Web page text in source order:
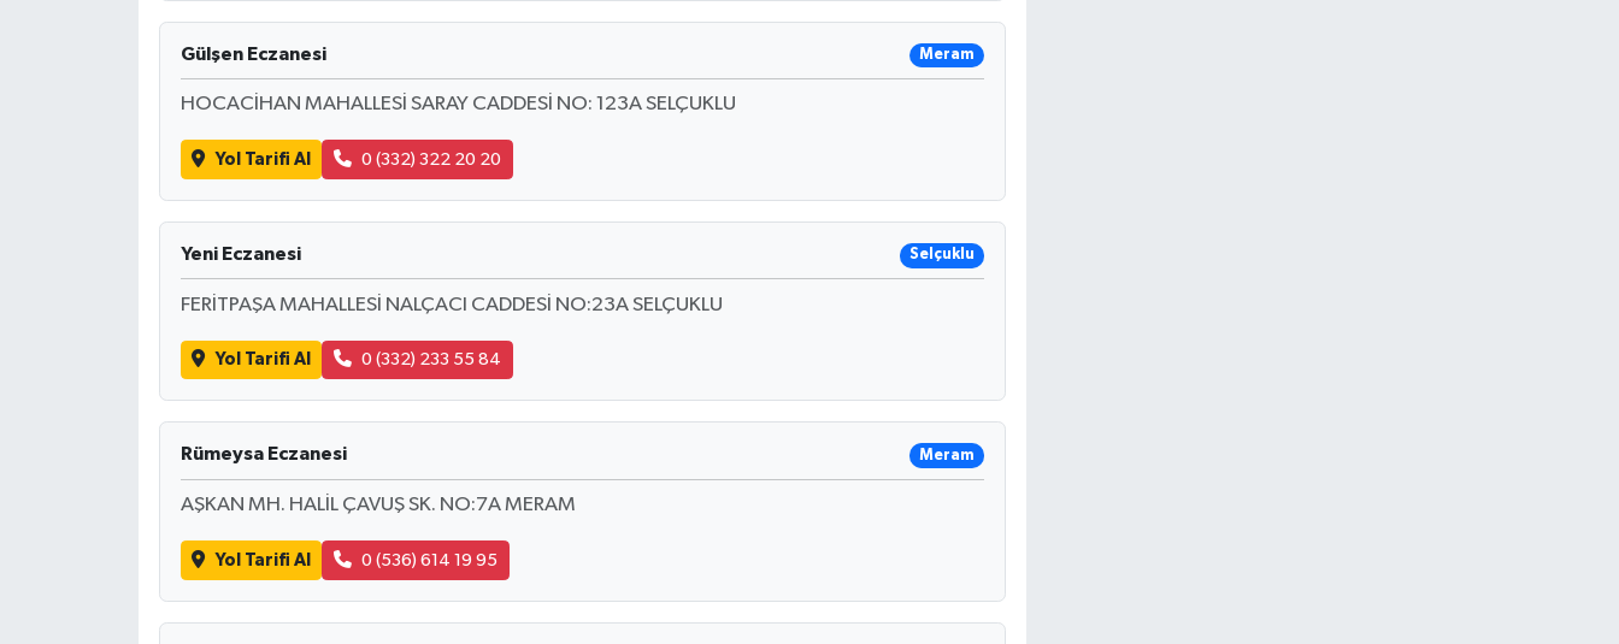
Gülşen Eczanesi Meram
HOCACİHAN MAHALLESİ SARAY CADDESİ NO: 123A SELÇUKLU
Yol Tarifi Al 0 (332) 322 20 20
Yeni Eczanesi Selçuklu
FERİTPAŞA MAHALLESİ NALÇACI CADDESİ NO:23A SELÇUKLU
Yol Tarifi Al 0 (332) 233 55 84
Rümeysa Eczanesi Meram
AŞKAN MH. HALİL ÇAVUŞ SK. NO:7A MERAM
Yol Tarifi Al 0 (536) 614 19 95